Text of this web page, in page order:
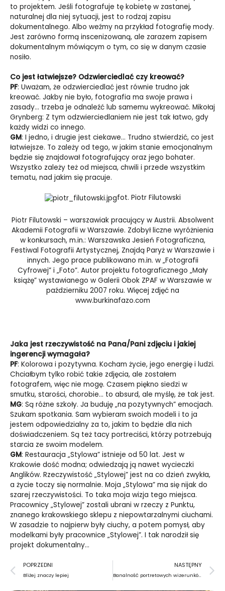
to projektem. Jeśli fotografuje tę kobietę w zastanej,
naturalnej dla niej sytuacji, jest to rodzaj zapisu
dokumentalnego. Albo weźmy na przykład fotografię mody.
Jest zarówno formą inscenizowaną, ale zarazem zapisem
dokumentalnym mówiącym o tym, co się w danym czasie
nosiło.
Co jest łatwiejsze? Odzwierciedlać czy kreować?
PF: Uważam, że odzwierciedlać jest równie trudno jak
kreować. Jakby nie było, fotografia ma swoje prawa i
zasady… trzeba je odnaleźć lub samemu wykreować. Mikołaj
Grynberg: Z tym odzwierciedlaniem nie jest tak łatwo, gdy
każdy widzi co innego.
GM: I jedno, i drugie jest ciekawe… Trudno stwierdzić, co jest
łatwiejsze. To zależy od tego, w jakim stanie emocjonalnym
będzie się znajdował fotografujący oraz jego bohater.
Wszystko zależy też od miejsca, chwili i przede wszystkim
tematu, nad jakim się pracuje.
fot. Piotr Filutowski
Piotr Filutowski – warszawiak pracujący w Austrii. Absolwent
Akademii Fotografii w Warszawie. Zdobył liczne wyróżnienia
w konkursach, m.in.: Warszawska Jesień Fotograficzna,
Festiwal Fotografii Artystycznej, Znajdą Paryż w Warszawie i
innych. Jego prace publikowano m.in. w „Fotografii
Cyfrowej” i „Foto”. Autor projektu fotograficznego „Mały
książę” wystawianego w Galerii Obok ZPAF w Warszawie w
październiku 2007 roku. Więcej zdjęć na
www.burkinafazo.com
Jaka jest rzeczywistość na Pana/Pani zdjęciu i jakiej
ingerencji wymagała?
PF: Kolorowa i pozytywna. Kocham życie, jego energię i ludzi.
Chciałbym tylko robić takie zdjęcia, ale zostałem
fotografem, więc nie mogę. Czasem piękno siedzi w
smutku, starości, chorobie… to absurd, ale myślę, że tak jest.
MG: Są różne szkoły. Ja buduję „na pozytywnych” emocjach.
Szukam spotkania. Sam wybieram swoich modeli i to ja
jestem odpowiedzialny za to, jakim to będzie dla nich
doświadczeniem. Są też tacy portreciści, którzy potrzebują
starcia ze swoim modelem.
GM: Restauracja „Stylowa” istnieje od 50 lat. Jest w
Krakowie dość modna; odwiedzają ją nawet wycieczki
Anglików. Rzeczywistość „Stylowej” jest na co dzień zwykła,
a życie toczy się normalnie. Moja „Stylowa” ma się nijak do
szarej rzeczywistości. To taka moja wizja tego miejsca.
Pracownicy „Stylowej” zostali ubrani w rzeczy z Punktu,
znanego krakowskiego sklepu z niepowtarzalnymi ciuchami.
W zasadzie to najpierw były ciuchy, a potem pomysł, aby
modelkami były pracownice „Stylowej”. I tak narodził się
projekt dokumentalny…
Prev
POPRZEDNI
Bliżej znaczy lepiej
NASTĘPNY
Banalność portretowych wizerunków